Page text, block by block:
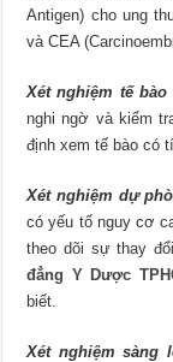
Antigen) cho ung
và CEA
Xét nghiệm tế bào
nghi ngờ và kiểm
định xem tế bào có
Xét nghiệm dự
có yếu tố nguy cơ
theo dõi sự thay
đẳng Y Dược
biết.
Xét nghiệm sàng